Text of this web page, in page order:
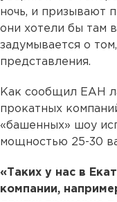
ночь, и призывают
они хотели бы там
задумывается о
представления.
Как сообщил ЕАН
прокатных
«башенных» шоу
мощностью 25-30
«Таких у нас в
компании,